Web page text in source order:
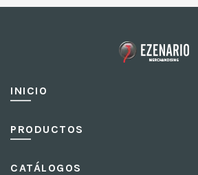
INICIO
PRODUCTOS
CATÁLOGOS